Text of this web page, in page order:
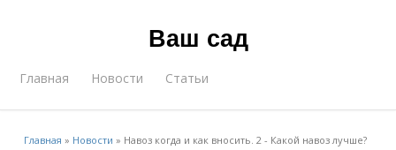
Ваш сад
Главная Новости Статьи
Главная » Новости » Навоз когда и как вносить. 2 - Какой навоз лучше?